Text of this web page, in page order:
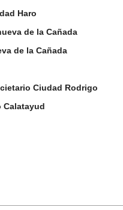
Haro
de la Cañada
de la Cañada
Ciudad Rodrigo
Calatayud